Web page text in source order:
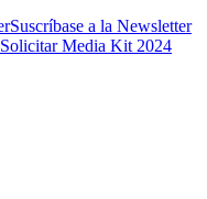
Suscríbase a la Newsletter
Solicitar Media Kit 2024